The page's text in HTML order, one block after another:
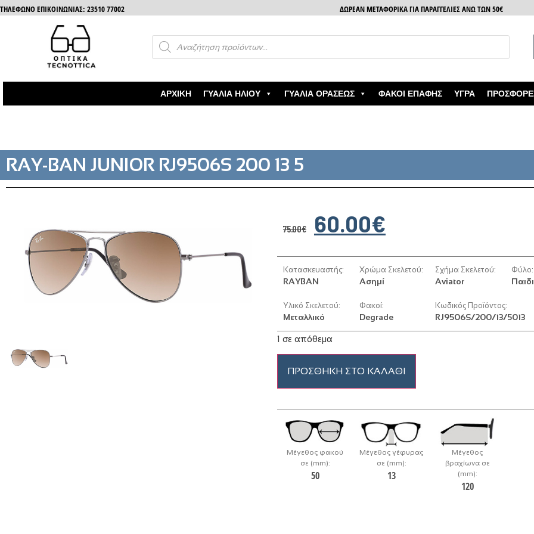
ΤΗΛΈΦΩΝΟ ΕΠΙΚΟΙΝΩΝΊΑΣ: 23510 77002 ΔΩΡΕΑΝ ΜΕΤΑΦΟΡΙΚΑ ΓΙΑ ΠΑΡΑΓΓΕΛΙΕΣ ΑΝΩ ΤΩΝ 50€
ΑΡΧΙΚΉ ΓΥΑΛΙΆ ΗΛΊΟΥ ΓΥΑΛΙΆ ΟΡΆΣΕΩΣ ΦΑΚΟΊ ΕΠΑΦΉΣ ΥΓΡΆ
RAY-BAN JUNIOR RJ9506S 200 13 5
75.00€ 60.00€
Κατασκευαστής:
RAYBAN
Χρώμα Σκελετού:
Ασημί
Σχήμα Σκελετού:
Aviator
Φύλο:
Υλικό Σκελετού:
Μεταλλικό
Φακοί:
Degrade
Κωδικός Προϊόντος:
RJ9506S/200/13/5013
1 σε απόθεμα
ΠΡΟΣΘΉΚΗ ΣΤΟ ΚΑΛΆΘΙ
Μέγεθος φακού
σε (mm):
50
Μέγεθος γέφυρας
σε (mm):
13
Μέγεθος
βραχίωνα σε
(mm):
120